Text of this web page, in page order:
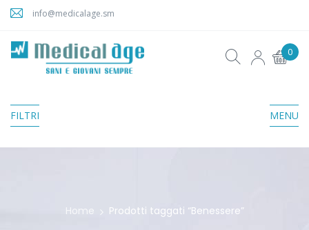
info@medicalage.sm
FILTRI MENU
0
Home Prodotti taggati “Benessere”